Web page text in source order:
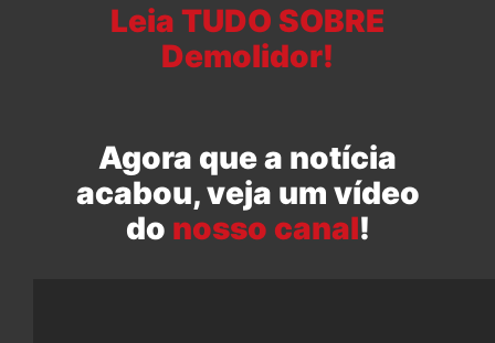
Leia TUDO SOBRE
Demolidor!
Agora que a notícia
acabou, veja um vídeo
do nosso canal!